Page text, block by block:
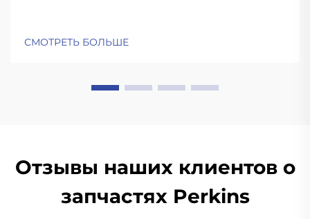
СМОТРЕТЬ БОЛЬШЕ
Отзывы наших клиентов о
запчастях Perkins